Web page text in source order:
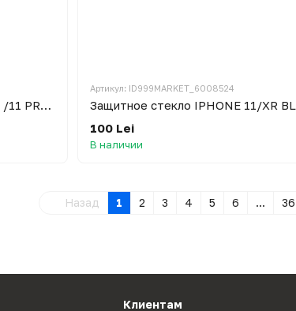
Артикул: ID999MARKET_6008524
100 Lei
В наличии
Назад 1 2 3 4 5 6 ... 36
Клиентам